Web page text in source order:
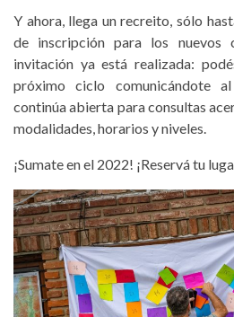
Y ahora, llega un recreito, sólo
de inscripción para los nuevos
invitación ya está realizada:
próximo ciclo comunicándote
continúa abierta para consultas
modalidades, horarios y niveles.
¡Sumate en el 2022! ¡Reservá tu